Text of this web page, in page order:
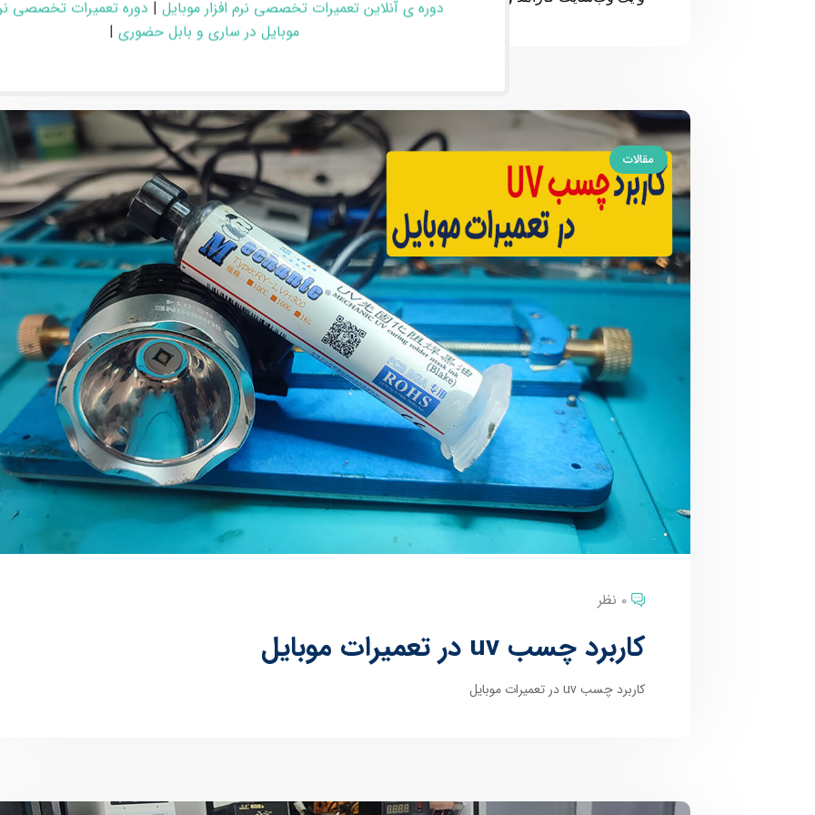
مقالات
0 نظر
کاربرد چسب uv در تعمیرات موبایل
کاربرد چسب uv در تعمیرات موبایل
دوره ی آنلاین تعمیرات تخصصی نرم افزار موبایل | دوره تعمیرات تخصصی
موبایل در ساری و بابل حضوری |